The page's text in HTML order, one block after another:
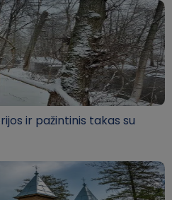
ir pažintinis takas su